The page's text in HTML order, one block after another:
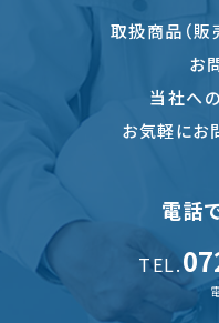
取扱商品（販
お
当社へ
お気軽にお
電話
TEL.